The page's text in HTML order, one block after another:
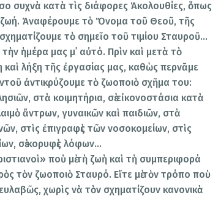
συχνὰ κατὰ τὶς διάφορες Ἀκολουθίες, ὅπως
ζωή. Ἀναφέρουμε τὸ Ὄνομα τοῦ Θεοῦ, τῆς
τὸ σημεῖο τοῦ τιμίου Σταυροῦ…
ἡμέρα μας μ᾿ αὐτό. Πρὶν καὶ μετὰ τὸ
λήξη τῆς ἐργασίας μας, καθὼς περνᾶμε
ἀντικρύζουμε τὸ ζωοποιὸ σχῆμα του:
στὰ κοιμητήρια, σὲ εἰκονοστάσια κατὰ
ἄντρων, γυναικῶν καὶ παιδιῶν, στὰ
στὶς ἐπιγραφὲς τῶν νοσοκομείων, στὶς
σὲ κορυφὲς λόφων…
ποὺ μὲ τὴ ζωὴ καὶ τὴ συμπεριφορά
τὸν ζωοποιὸ Σταυρό. Εἴτε μὲ τὸν τρόπο ποὺ
χωρὶς νὰ τὸν σχηματίζουν κανονικὰ